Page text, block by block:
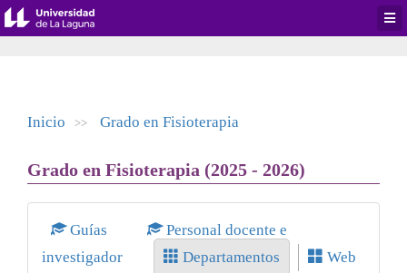
Inicio >> Grado en Fisioterapia
Grado en Fisioterapia (2025 - 2026)
Guías
Personal docente e
investigador
Departamentos Web